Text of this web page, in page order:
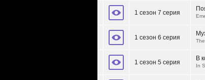
1 сезон 7 серия
1 сезон 6 серия
1 сезон 5 серия
В
In